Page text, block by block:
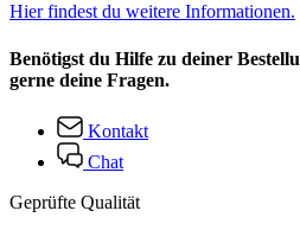
Hier findest du weitere Informationen.
Benötigst du Hilfe zu deiner
gerne deine Fragen.
Kontakt
Chat
Geprüfte Qualität